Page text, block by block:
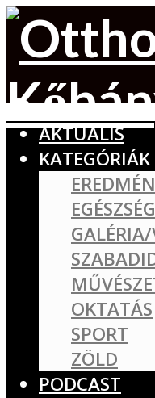
AKTUÁLIS
KATEGÓRIÁK
OKTATÁS
SPORT
ZÖLD
PODCAST